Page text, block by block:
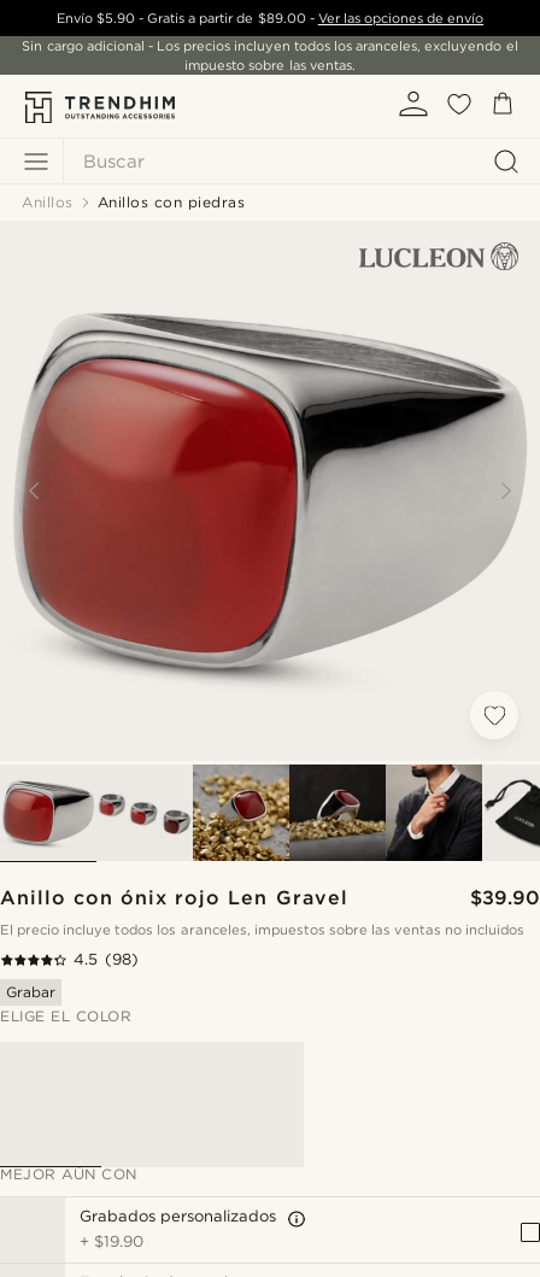
Buscar
Envío $5.90- Gratis a partir de $89.00- Ver las opciones de envío
Sin cargo adicional - Los precios incluyen todos los aranceles, excluyendo el
impuesto sobre las ventas.
Anillos Anillos con piedras
Anillo con ónix rojo Len Gravel $39.90
El precio incluye todos los aranceles, impuestos sobre las ventas no incluidos
4.5 (98)
Grabar
ELIGE EL COLOR
MEJOR AÚN CON
Grabados personalizados
+ $19.90